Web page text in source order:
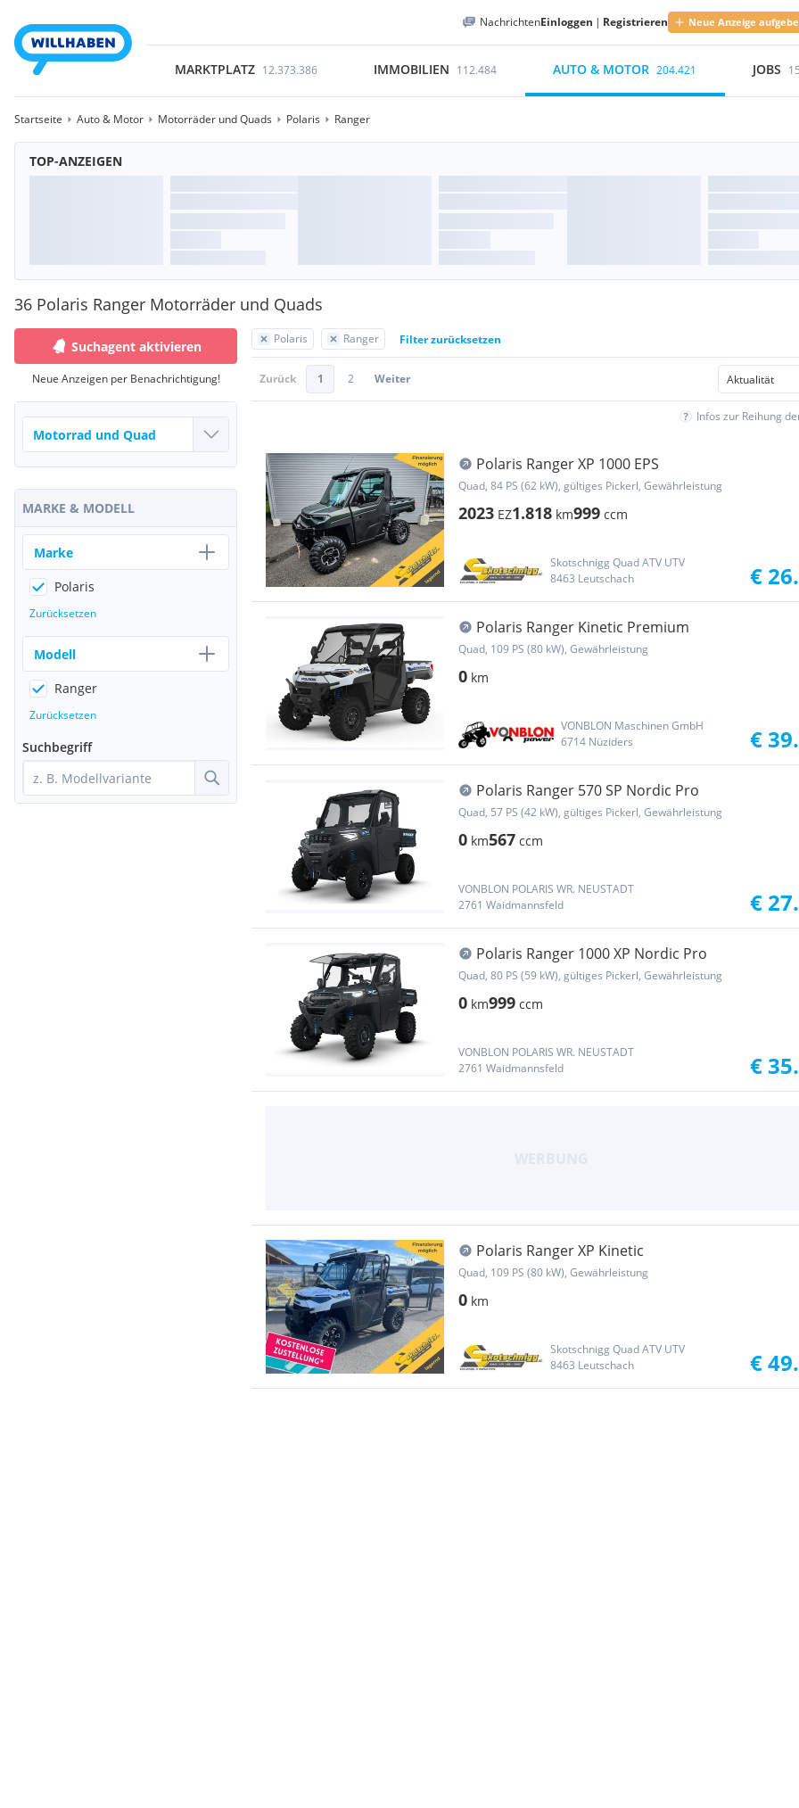
NachrichtenEinloggen | Registrieren Neue Anzeige
MARKTPLATZ 12.373.386 IMMOBILIEN 112.484 AUTO & MOTOR 204.421 JOBS
Startseite Auto & Motor Motorräder und Quads Polaris Ranger
TOP-ANZEIGEN
36 Polaris Ranger Motorräder und Quads
Polaris Ranger Filter zurücksetzen
Zurück 1 2 Weiter
Infos zur Reihung
Polaris Ranger XP 1000 EPS
Quad, 84 PS (62 kW), gültiges Pickerl, Gewährleistung
2023 EZ1.818 km999 ccm
Skotschnigg Quad ATV UTV
8463 Leutschach
€
Polaris Ranger Kinetic Premium
Quad, 109 PS (80 kW), Gewährleistung
0 km
VONBLON Maschinen GmbH
6714 Nüziders
€
Polaris Ranger 570 SP Nordic Pro
Quad, 57 PS (42 kW), gültiges Pickerl, Gewährleistung
0 km567 ccm
VONBLON POLARIS WR. NEUSTADT
2761 Waidmannsfeld
€
Polaris Ranger 1000 XP Nordic Pro
Quad, 80 PS (59 kW), gültiges Pickerl, Gewährleistung
0 km999 ccm
VONBLON POLARIS WR. NEUSTADT
2761 Waidmannsfeld
€
Polaris Ranger XP Kinetic
Quad, 109 PS (80 kW), Gewährleistung
0 km
Skotschnigg Quad ATV UTV
8463 Leutschach
€
Suchagent aktivieren
Neue Anzeigen per Benachrichtigung!
MARKE & MODELL
Marke
Polaris
Zurücksetzen
Modell
Ranger
Zurücksetzen
Suchbegriff